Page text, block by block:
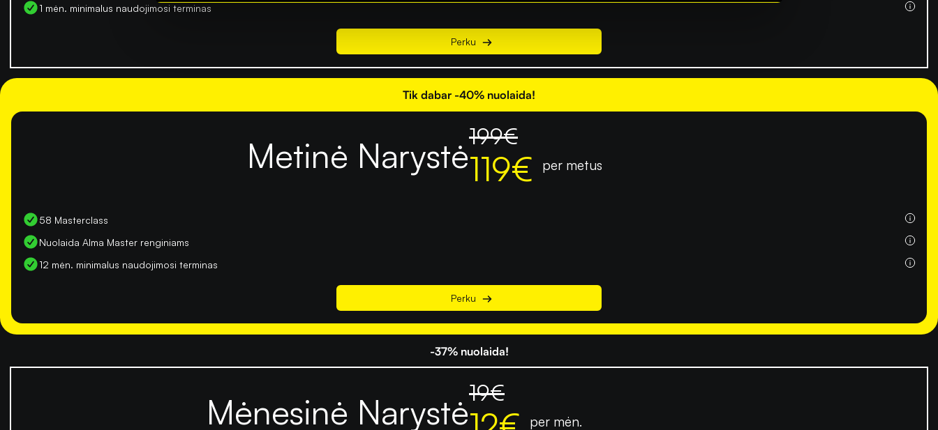
1 mėn. minimalus naudojimosi terminas
Perku
Tik dabar -40% nuolaida!
Metinė Narystė199€
119€ per metus
58 Masterclass
Nuolaida Alma Master renginiams
12 mėn. minimalus naudojimosi terminas
Perku
-37% nuolaida!
Mėnesinė Narystė19€
per mėn.